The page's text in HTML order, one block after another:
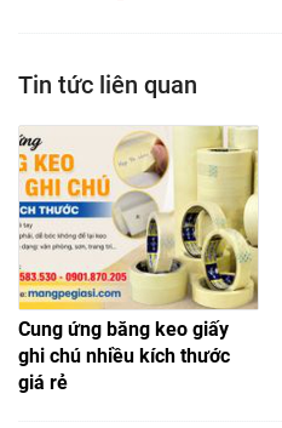
Tin tức liên quan
Cung ứng băng keo giấy
ghi chú nhiều kích thước
giá rẻ